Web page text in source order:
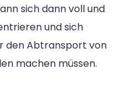
sich dann voll und
und sich
den Abtransport von
machen müssen.